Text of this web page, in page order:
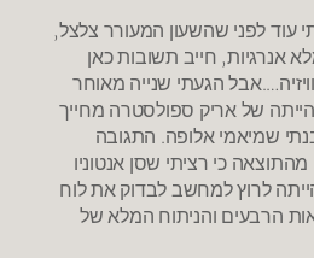
עוד לפני שהשעון המעורר צלצל,
אנרגיות, חייב תשובות כאן
הגעתי שנייה מאוחר
של אריק ספולסטרה מחייך
שמיאמי אלופה. התגובה
כי רציתי שסן אנטוניו
לרוץ למחשב לבדוק את לוח
הרבעים והניתוח המלא של